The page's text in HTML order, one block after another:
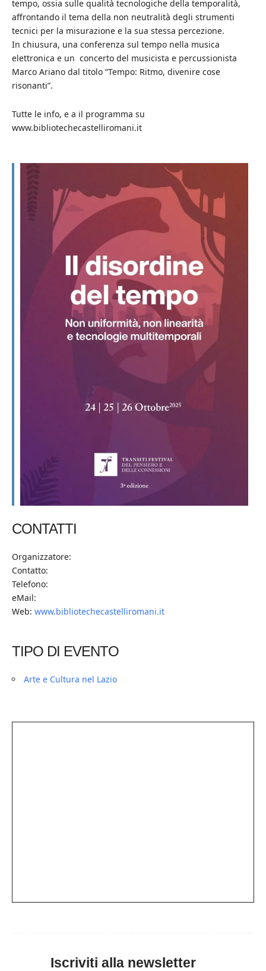
tempo, ossia sulle qualità tecnologiche della temporalità,
affrontando il tema della non neutralità degli strumenti
tecnici per la misurazione e la sua stessa percezione.
In chiusura, una conferenza sul tempo nella musica
elettronica e un concerto del musicista e percussionista
Marco Ariano dal titolo “Tempo: Ritmo, divenire cose
risonanti”.
Tutte le info, e a il programma su
www.bibliotechecastelliromani.it
CONTATTI
Organizzatore:
Contatto:
Telefono:
eMail:
Web: www.bibliotechecastelliromani.it
TIPO DI EVENTO
Arte e Cultura nel Lazio
Iscriviti alla newsletter